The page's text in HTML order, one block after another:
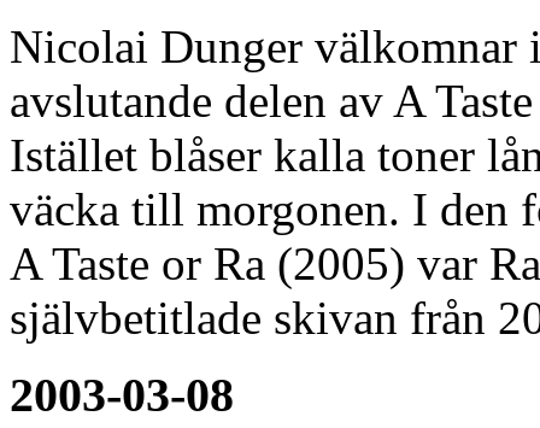
Nicolai Dunger välkomnar
avslutande delen av A
Istället blåser kalla toner
väcka till morgonen. I den
A Taste or Ra (2005) var
självbetitlade skivan från
2003-03-08